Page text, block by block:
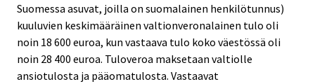
Suomessa asuvat, joilla on suomalainen henkilötunnus)
kuuluvien keskimääräinen valtionveronalainen tulo oli
noin 18 600 euroa, kun vastaava tulo koko väestössä oli
noin 28 400 euroa. Tuloveroa maksetaan valtiolle
ansiotulosta ja pääomatulosta. Vastaavat